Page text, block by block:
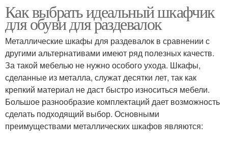
Как выбрать идеальный шкафчик
для обуви для раздевалок
Металлические шкафы для раздевалок в сравнении с
другими альтернативами имеют ряд полезных качеств.
За такой мебелью не нужно особого ухода. Шкафы,
сделанные из металла, служат десятки лет, так как
крепкий материал не даст быстро износиться мебели.
Большое разнообразие комплектаций дает возможность
сделать подходящий выбор. Основными
преимуществами металлических шкафов являются: